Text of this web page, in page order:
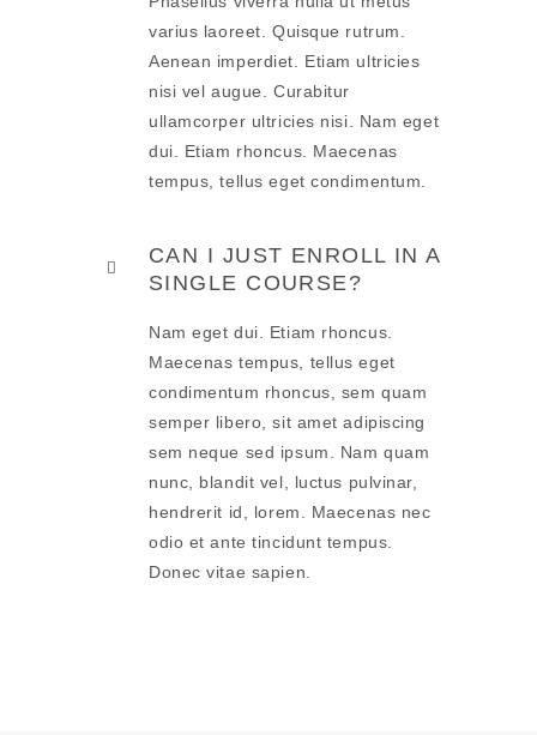
varius laoreet. Quisque rutrum.
Aenean imperdiet. Etiam ultricies
nisi vel augue. Curabitur
ullamcorper ultricies nisi. Nam eget
dui. Etiam rhoncus. Maecenas
tempus, tellus eget condimentum.
CAN I JUST ENROLL IN A
SINGLE COURSE?
Nam eget dui. Etiam rhoncus.
Maecenas tempus, tellus eget
condimentum rhoncus, sem quam
semper libero, sit amet adipiscing
sem neque sed ipsum. Nam quam
nunc, blandit vel, luctus pulvinar,
hendrerit id, lorem. Maecenas nec
odio et ante tincidunt tempus.
Donec vitae sapien.